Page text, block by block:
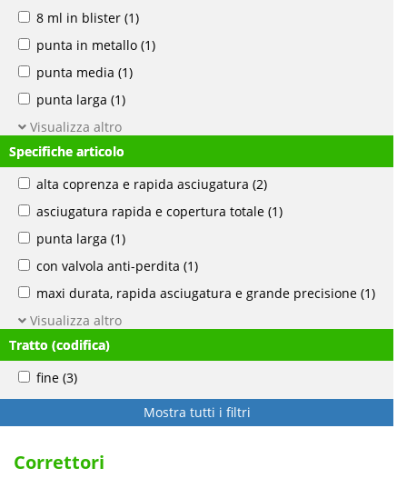
8 ml in blister (1)
punta in metallo (1)
punta media (1)
punta larga (1)
Visualizza altro
Specifiche articolo
alta coprenza e rapida asciugatura (2)
asciugatura rapida e copertura totale (1)
punta larga (1)
con valvola anti-perdita (1)
maxi durata, rapida asciugatura e grande precisione (1)
Visualizza altro
Tratto (codifica)
fine (3)
Mostra tutti i filtri
Correttori